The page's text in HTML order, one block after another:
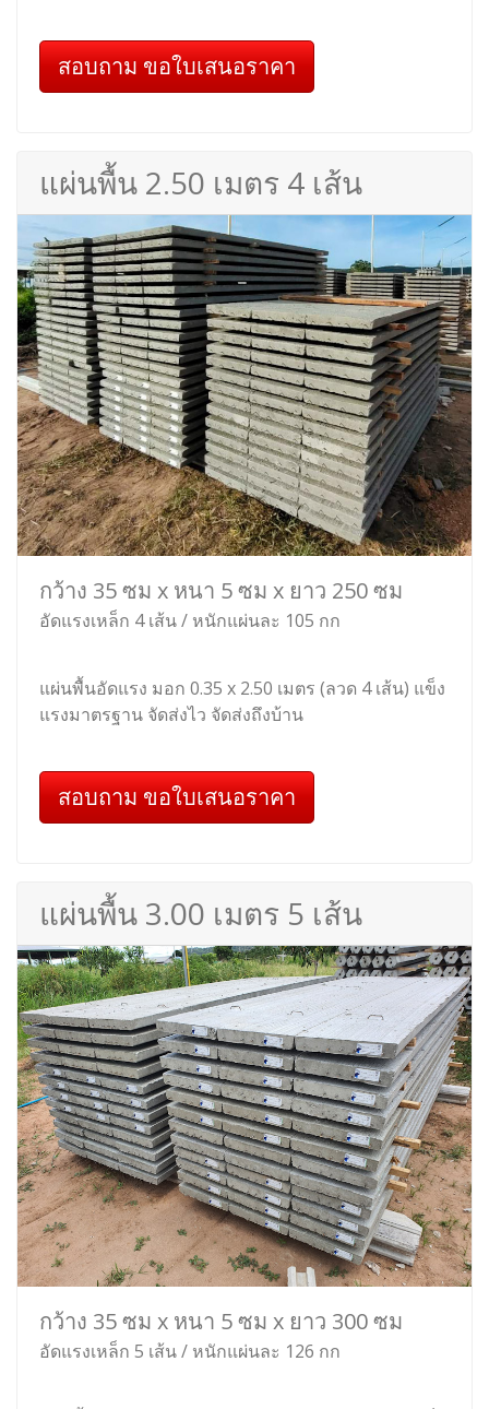
สอบถาม ขอใบเสนอราคา
แผ่นพื้น 2.50 เมตร 4 เส้น
กว้าง 35 ซม x หนา 5 ซม x ยาว 250 ซม
อัดแรงเหล็ก 4 เส้น / หนักแผ่นละ 105 กก
แผ่นพื้นอัดแรง มอก 0.35 x 2.50 เมตร (ลวด 4 เส้น) แข็ง
แรงมาตรฐาน จัดส่งไว จัดส่งถึงบ้าน
สอบถาม ขอใบเสนอราคา
แผ่นพื้น 3.00 เมตร 5 เส้น
กว้าง 35 ซม x หนา 5 ซม x ยาว 300 ซม
อัดแรงเหล็ก 5 เส้น / หนักแผ่นละ 126 กก